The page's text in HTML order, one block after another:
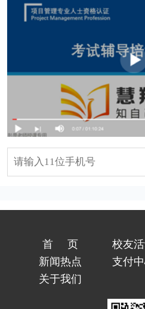
首页 校友
新闻热点
支付
关于我们